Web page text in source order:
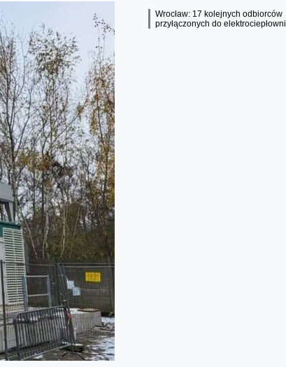
Wrocław: 17 kolejnych odbiorców
przyłączonych do elektrociepłowni